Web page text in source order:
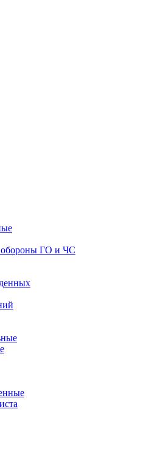
обороны ГО и ЧС